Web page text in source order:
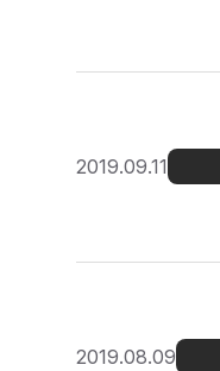
2019.09.11
2019.08.09